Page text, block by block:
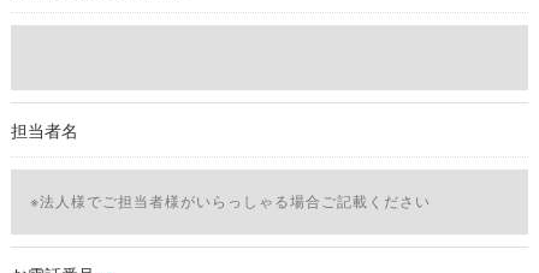
外部に委託する場合があります。
これらの委託先に対しては個人情報保護契約等の措置をとり、
適切な監督を行います。
＜個人情報の安全管理＞
当社では、個人情報の漏洩等がなされないよう、適切に安全管
理対策を実施します。
担当者名